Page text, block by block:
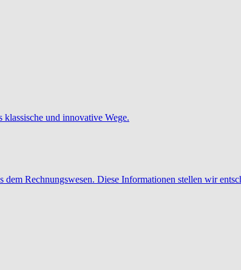
und innovative Wege.
Rechnungswesen. Diese Informationen stellen wir